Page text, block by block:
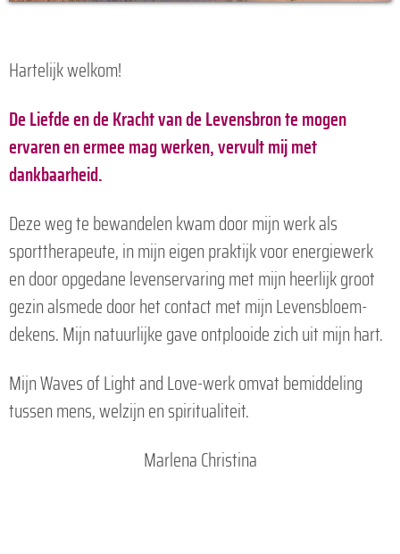
Hartelijk welkom!
De Liefde en de Kracht van de Levensbron te mogen
ervaren en ermee mag werken, vervult mij met
dankbaarheid.
Deze weg te bewandelen kwam door mijn werk als
sporttherapeute, in mijn eigen praktijk voor energiewerk
en door opgedane levenservaring met mijn heerlijk groot
gezin alsmede door het contact met mijn Levensbloem-
dekens. Mijn natuurlijke gave ontplooide zich uit mijn hart.
Mijn Waves of Light and Love-werk omvat bemiddeling
tussen mens, welzijn en spiritualiteit.
Marlena Christina